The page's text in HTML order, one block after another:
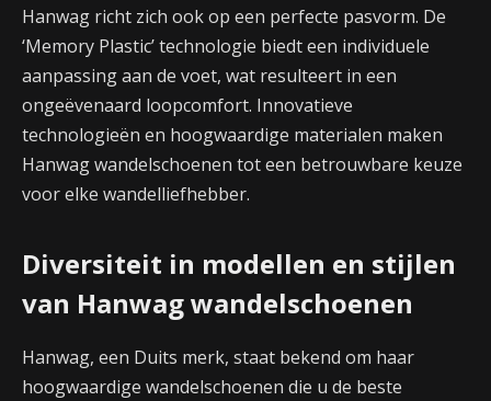
Hanwag richt zich ook op een perfecte pasvorm. De
‘Memory Plastic’ technologie biedt een individuele
aanpassing aan de voet, wat resulteert in een
ongeëvenaard loopcomfort. Innovatieve
technologieën en hoogwaardige materialen maken
Hanwag wandelschoenen tot een betrouwbare keuze
voor elke wandelliefhebber.
Diversiteit in modellen en stijlen
van Hanwag wandelschoenen
Hanwag, een Duits merk, staat bekend om haar
hoogwaardige wandelschoenen die u de beste